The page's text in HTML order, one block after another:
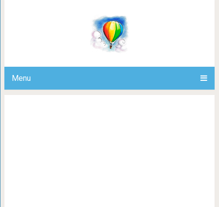
Menu
Голландия — первая в мире